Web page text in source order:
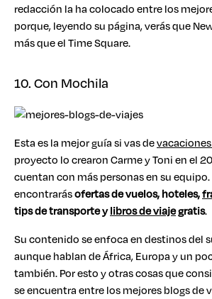
redacción la ha colocado entre los
porque, leyendo su página, verás que
más que el Time Square.
10. Con Mochila
Esta es la mejor guía si vas de
proyecto lo crearon Carme y Toni en el
cuentan con más personas en su equipo.
encontrarásofertas de vuelos, hoteles,
tips de transporte ylibros de viajegratis.
Su contenido se enfoca en destinos del
aunque hablan de África, Europa y un
también. Por esto y otras cosas que
se encuentra entre los mejores blogs de